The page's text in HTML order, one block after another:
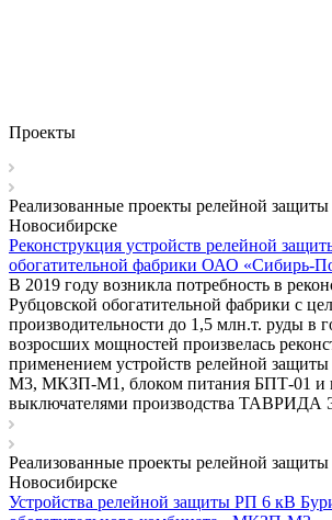
Проекты
Реализованные проекты релейной защиты
Новосибирске
Реконструкция устройств релейной
обогатительной фабрики ОАО «Сибирь-
В 2019 году возникла потребность в
Рубцовской обогатительной фабрики с
производительности до 1,5 млн.т. руды в
возросших мощностей произвелась
применением устройств релейной
М3, МКЗП-М1, блоком питания БПТ-01 и
выключателями производства
Реализованные проекты релейной защиты
Новосибирске
Устройства релейной защиты РП 6 кВ